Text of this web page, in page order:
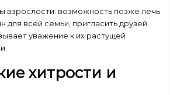
взрослости: возможность позже лечь
для всей семьи, пригласить друзей.
уважение к их растущей
хитрости и